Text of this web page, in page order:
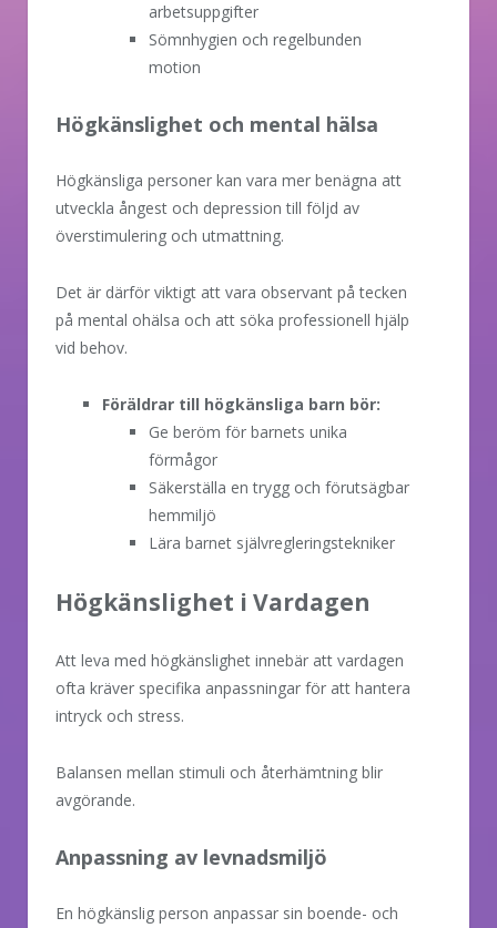
arbetsuppgifter
Sömnhygien och regelbunden
motion
Högkänslighet och mental hälsa
Högkänsliga personer kan vara mer benägna att
utveckla ångest och depression till följd av
överstimulering och utmattning.
Det är därför viktigt att vara observant på tecken
på mental ohälsa och att söka professionell hjälp
vid behov.
Föräldrar till högkänsliga barn bör:
Ge beröm för barnets unika
förmågor
Säkerställa en trygg och förutsägbar
hemmiljö
Lära barnet självregleringstekniker
Högkänslighet i Vardagen
Att leva med högkänslighet innebär att vardagen
ofta kräver specifika anpassningar för att hantera
intryck och stress.
Balansen mellan stimuli och återhämtning blir
avgörande.
Anpassning av levnadsmiljö
En högkänslig person anpassar sin boende- och